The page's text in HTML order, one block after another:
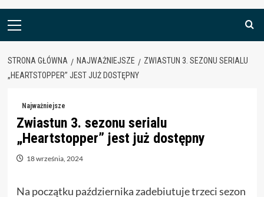
Menu
STRONA GŁÓWNA NAJWAŻNIEJSZE
ZWIASTUN 3. SEZONU SERIALU
„HEARTSTOPPER” JEST JUŻ DOSTĘPNY
Najważniejsze
Zwiastun 3. sezonu serialu
„Heartstopper” jest już dostępny
18 września, 2024
Na początku października zadebiutuje trzeci sezon